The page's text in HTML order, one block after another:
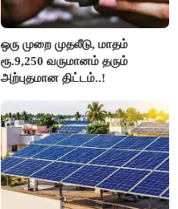
ஒரு முறை முதலீடு, மாதம்
ரூ.9,250 வருமானம் தரும்
அற்புதமான திட்டம்..!